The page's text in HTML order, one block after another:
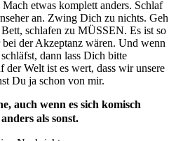
etwas komplett anders. Schlaf
an. Zwing Dich zu nichts. Geh
schlafen zu MÜSSEN. Es ist so
der Akzeptanz wären. Und wenn
dann lass Dich bitte
der Welt ist es wert, dass wir unsere
Du ja schon von mir.
auch wenn es sich komisch
als sonst.